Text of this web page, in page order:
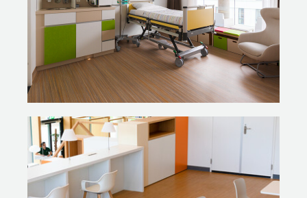
alles bij elkaar duidelijk één familie. Duurzaam en flexibel.
Dezelfde witte kuip biedt veel variatie dankzij
kunstlederen hoezen in diverse kleuren, die eenvoudig
te verwisselen zijn. Andere toegepaste producten: TM
duo-bureaus, Zinn bureaustoelen, schuifdeurkast SDK
mét beplanting en TM Doc, het organisch gevormde
bureau dat in de spreek- en onderzoekskamers volledig
tot zijn recht komt.
PROJECTMANAGEMENT
Gispen verzorgde ook het projectmanagement. Geen